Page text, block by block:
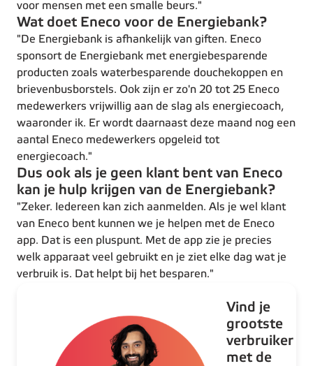
voor mensen met een smalle beurs."
Wat doet Eneco voor de Energiebank?
"De Energiebank is afhankelijk van giften. Eneco
sponsort de Energiebank met energiebesparende
producten zoals waterbesparende douchekoppen en
brievenbusborstels. Ook zijn er zo'n 20 tot 25 Eneco
medewerkers vrijwillig aan de slag als energiecoach,
waaronder ik. Er wordt daarnaast deze maand nog een
aantal Eneco medewerkers opgeleid tot
energiecoach."
Dus ook als je geen klant bent van Eneco
kan je hulp krijgen van de Energiebank?
"Zeker. Iedereen kan zich aanmelden. Als je wel klant
van Eneco bent kunnen we je helpen met de Eneco
app. Dat is een pluspunt. Met de app zie je precies
welk apparaat veel gebruikt en je ziet elke dag wat je
verbruik is. Dat helpt bij het besparen."
Vind je
grootste
verbruiker
met de